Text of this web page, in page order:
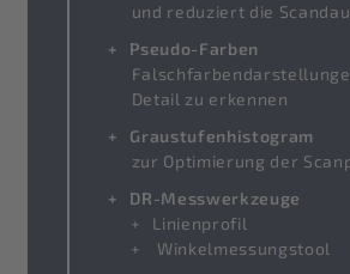
und reduziert die
Pseudo-Farben
Detail zu erkennen
Graustufenhistogram
zur Optimierung der
DR-Messwerkzeuge
Linienprofil
Winkelmessungstool